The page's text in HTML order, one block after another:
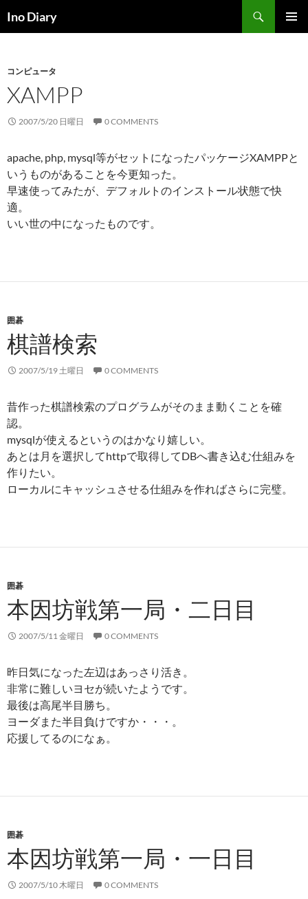
ン
ツ
へ
ス
キ
プ
Ino Diary
索
コンピュータ
XAMPP
2007/5/20 日曜日 0 COMMENTS
apache, php, mysql等がセットになったパッケージXAMPPと
いうものがあることを今更知った。
早速使ってみたが、デフォルトのインストール状態で快
適。
いい世の中になったものです。
囲碁
棋譜検索
2007/5/19 土曜日 0 COMMENTS
昔作った棋譜検索のプログラムがそのまま動くことを確
認。
mysqlが使えるというのはかなり嬉しい。
あとは月を選択してhttpで取得してDBへ書き込む仕組みを
作りたい。
ローカルにキャッシュさせる仕組みを作ればさらに完璧。
囲碁
本因坊戦第一局・二日目
2007/5/11 金曜日 0 COMMENTS
昨日気になった左辺はあっさり活き。
非常に難しいヨセが続いたようです。
最後は高尾半目勝ち。
ヨーダまた半目負けですか・・・。
応援してるのになぁ。
囲碁
本因坊戦第一局・一日目
2007/5/10 木曜日 0 COMMENTS